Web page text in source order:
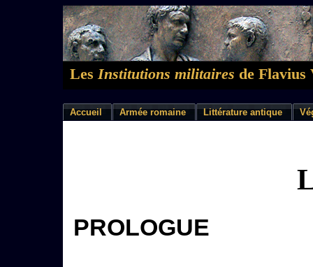
LesInstitutions militaires de Flavius
Accueil Armée romaine Littérature antique
PROLOGUE